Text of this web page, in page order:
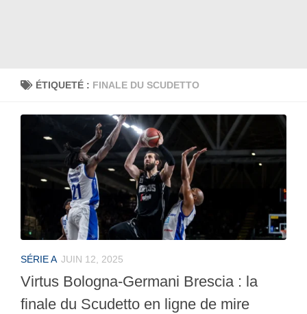
ÉTIQUETÉ : FINALE DU SCUDETTO
SÉRIE A JUIN 12, 2025
Virtus Bologna-Germani Brescia : la
finale du Scudetto en ligne de mire